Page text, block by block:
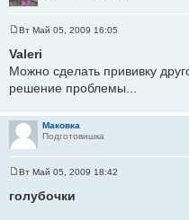
о
б
е
е
Вт Май 05, 2009 16:05
Valeri
Можно сделать прививку
решение проблемы...
Маковка
Подготовишка
о
Вт Май 05, 2009 18:42
голубочки